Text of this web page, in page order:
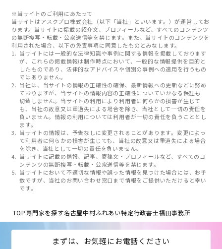
※当サイトのご利用にあたって
当サイトはアスクプロ株式会社（以下「当社」といいます。）が運営してお
ります。当サイトに掲載の紹介文、プロフィールなど、すべてのコンテンツ
の無断複写・転載・公衆送信等を禁じます。また、当サイトのコンテンツを
利用された場合、以下の免責事項に同意したものとみなします。
当サイトには一般的な法律知識や事例に関する情報を掲載しております
が、これらの掲載情報は制作時点において、一般的な情報提供を目的と
したものであり、法律的なアドバイスや個別の事例への適用を行うもの
ではありません。
当社は、当サイトの情報の正確性の確保、最新情報への更新などに努め
ておりますが、当サイトの情報内容の正確性についていかなる保証も一
切致しません。当サイトの利用により利用者に何らかの損害が生じて
も、当社の故意又は重過失による場合を除き、当社として一切の責任を
負いません。情報の利用については利用者が一切の責任を負うこととし
ます。
当サイトの情報は、予告なしに変更されることがあります。変更によっ
て利用者に何らかの損害が生じても、当社の故意又は重過失による場合
を除き、当社として一切の責任を負いません。
当サイトに記載の情報、記事、寄稿文・プロフィールなど、すべてのコ
ンテンツの無断複写・転載・公衆送信等を禁じます。
当サイトにおいて不適切な情報や誤った情報を見つけた場合には、お手
数ですが、当社のお問い合わせ窓口まで情報をご提供いただけると幸い
です。
TOP専門家を探す名古屋中村ふれあい特定行政書士福田事務所
まずは、お気軽にお電話ください